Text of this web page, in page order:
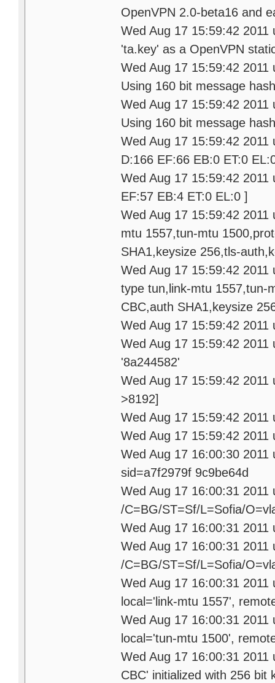
OpenVPN 2.0-beta16 and
Wed Aug 17 15:59:42
'ta.key' as a OpenVPN
Wed Aug 17 15:59:42
Using 160 bit message
Wed Aug 17 15:59:42
Using 160 bit message
Wed Aug 17 15:59:42
D:166 EF:66 EB:0 ET:0
Wed Aug 17 15:59:42
EF:57 EB:4 ET:0 EL:0 ]
Wed Aug 17 15:59:42
mtu 1557,tun-mtu
SHA1,keysize 256,tls-
Wed Aug 17 15:59:42
type tun,link-mtu 1557,tun-
CBC,auth SHA1,keysize
Wed Aug 17 15:59:42
Wed Aug 17 15:59:42
'8a244582'
Wed Aug 17 15:59:42
>8192]
Wed Aug 17 15:59:42
Wed Aug 17 15:59:42
Wed Aug 17 16:00:30
sid=a7f2979f 9c9be64d
Wed Aug 17 16:00:31
/C=BG/ST=Sf/L=Sofia/
Wed Aug 17 16:00:31
Wed Aug 17 16:00:31
/C=BG/ST=Sf/L=Sofia/
Wed Aug 17 16:00:31
local='link-mtu 1557',
Wed Aug 17 16:00:31
local='tun-mtu 1500',
Wed Aug 17 16:00:31
CBC' initialized with 256 bit